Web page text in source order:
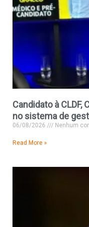
Candidato à
no sistema de
06/08/2026 Nenhum
Read More »